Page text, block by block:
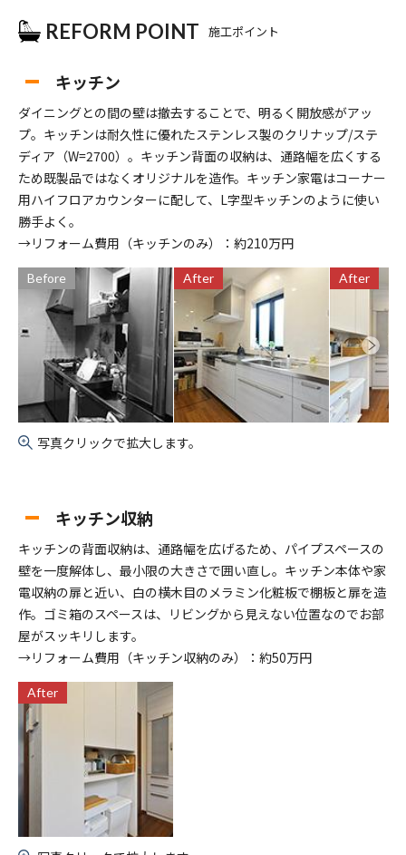
REFORM POINT 施工ポイント
キッチン
ダイニングとの間の壁は撤去することで、明るく開放感がアッ
プ。キッチンは耐久性に優れたステンレス製のクリナップ/ステ
ディア（W=2700）。キッチン背面の収納は、通路幅を広くする
ため既製品ではなくオリジナルを造作。キッチン家電はコーナー
用ハイフロアカウンターに配して、L字型キッチンのように使い
勝手よく。
→リフォーム費用（キッチンのみ）：約210万円
Before After After
写真クリックで拡大します。
キッチン収納
キッチンの背面収納は、通路幅を広げるため、パイプスペースの
壁を一度解体し、最小限の大きさで囲い直し。キッチン本体や家
電収納の扉と近い、白の横木目のメラミン化粧板で棚板と扉を造
作。ゴミ箱のスペースは、リビングから見えない位置なのでお部
屋がスッキリします。
→リフォーム費用（キッチン収納のみ）：約50万円
After